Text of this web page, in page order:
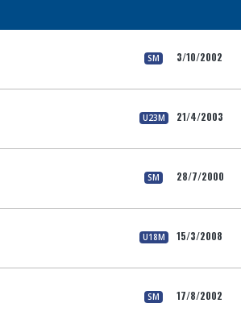
SM 3/10/2002
U23M 21/4/2003
SM 28/7/2000
U18M 15/3/2008
SM 17/8/2002